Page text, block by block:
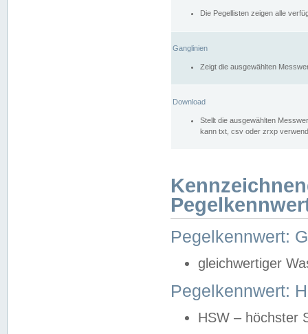
Die Pegellisten zeigen alle
Ganglinien
Zeigt die ausgewählten
Download
Stellt die ausgewählten
kann txt, csv oder zrxp
Pegelkennwert:
gleichwertiger
Pegelkennwert:
HSW – höchster